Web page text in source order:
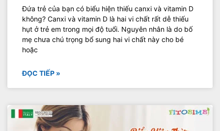
Đứa trẻ của bạn có biểu hiện thiếu canxi và vitamin D
không? Canxi và vitamin D là hai vi chất rất dễ thiếu
hụt ở trẻ em trong mọi độ tuổi. Nguyên nhân là do bố
mẹ chưa chú trọng bổ sung hai vi chất này cho bé
hoặc
ĐỌC TIẾP »